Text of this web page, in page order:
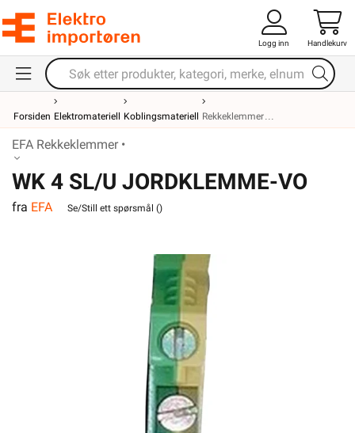
Logg inn Handlekurv
Forsiden Elektromateriell Koblingsmateriell Rekkeklemmer
EFA Rekkeklemmer •
WK 4 SL/U JORDKLEMME-VO
fra EFA Se/Still ett spørsmål ()